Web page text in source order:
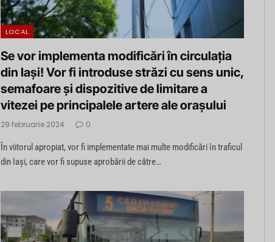
LOCAL
Se vor implementa modificări în circulația
din Iași! Vor fi introduse străzi cu sens unic,
semafoare și dispozitive de limitare a
vitezei pe principalele artere ale orașului
29 februarie 2024 0
În viitorul apropiat, vor fi implementate mai multe modificări în traficul
din Iași, care vor fi supuse aprobării de către…